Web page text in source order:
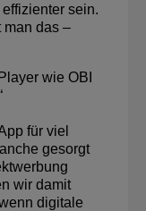
sein.
man das –
wie OBI
für viel
gesorgt
wir damit
digitale